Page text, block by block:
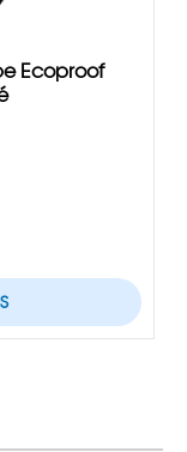
Ecoproof